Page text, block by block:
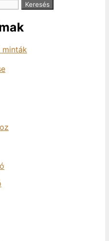
Keresés